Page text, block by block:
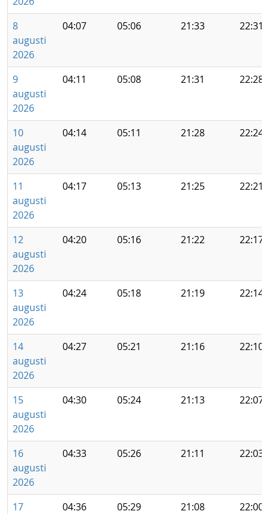
8
augusti
2026
04:07 05:06 21:33 22:31
9
augusti
2026
04:11 05:08 21:31 22:28
10
augusti
2026
04:14 05:11 21:28 22:24
11
augusti
2026
04:17 05:13 21:25 22:21
12
augusti
2026
04:20 05:16 21:22 22:17
13
augusti
2026
04:24 05:18 21:19 22:14
14
augusti
2026
04:27 05:21 21:16 22:10
15
augusti
2026
04:30 05:24 21:13 22:07
16
augusti
2026
04:33 05:26 21:11 22:03
17
04:36 05:29 21:08 22:00